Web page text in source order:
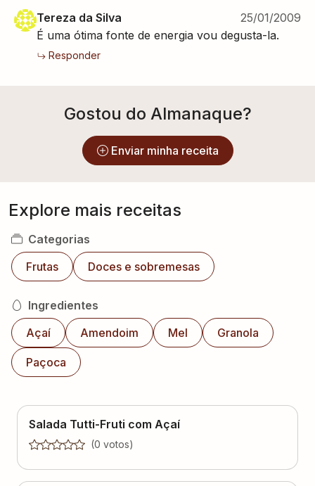
Tereza da Silva
25/01/2009
É uma ótima fonte de energia vou degusta-la.
Responder
Gostou do Almanaque?
Enviar minha receita
Explore mais receitas
Categorias
Frutas
Doces e sobremesas
Ingredientes
Açaí
Amendoim Mel Granola
Paçoca
Salada Tutti-Fruti com Açaí
(0 votos)